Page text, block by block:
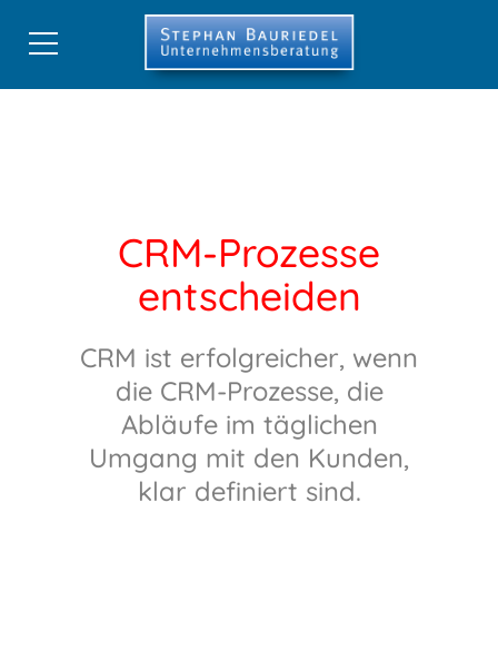
Strategie
Systemauswahl
Einführung
Akzeptanz
CRM-Best-Practice
CRM-Prozesse
entscheiden
CRM ist erfolgreicher, wenn
die CRM-Prozesse, die
Abläufe im täglichen
Umgang mit den Kunden,
klar definiert sind.